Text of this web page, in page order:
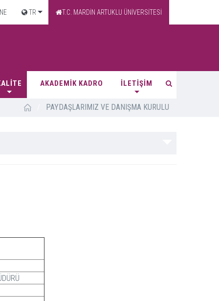
TR T.C. MARDİN ARTUKLU ÜNİVERSİTESİ
AKADEMİK KADRO İLETİŞİM
PAYDAŞLARIMIZ VE DANIŞMA KURULU